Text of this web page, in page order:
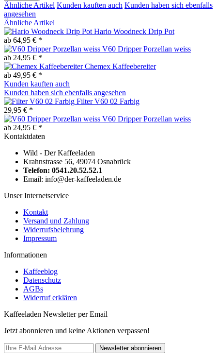
Ähnliche Artikel Kunden kauften auch Kunden haben sich ebenfalls
angesehen
Ähnliche Artikel
Hario Woodneck Drip Pot
ab 64,95 € *
V60 Dripper Porzellan weiss
ab 24,95 € *
Chemex Kaffeebereiter
ab 49,95 € *
Kunden kauften auch
Kunden haben sich ebenfalls angesehen
Filter V60 02 Farbig
29,95 € *
V60 Dripper Porzellan weiss
ab 24,95 € *
Kontaktdaten
Wild - Der Kaffeeladen
Krahnstrasse 56, 49074 Osnabrück
Telefon: 0541.20.52.52.1
Email: info@der-kaffeeladen.de
Unser Internetservice
Kontakt
Versand und Zahlung
Widerrufsbelehrung
Impressum
Informationen
Kaffeeblog
Datenschutz
AGBs
Widerruf erklären
Kaffeeladen Newsletter per Email
Jetzt abonnieren und keine Aktionen verpassen!
Newsletter abonnieren